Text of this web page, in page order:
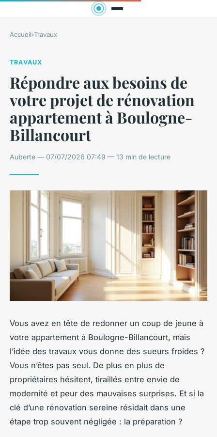
Accueil›Travaux
TRAVAUX
Répondre aux besoins de
votre projet de rénovation
appartement à Boulogne-
Billancourt
Auberte — 07/07/2026 07:49 — 13 min de lecture
Vous avez en tête de redonner un coup de jeune à
votre appartement à Boulogne-Billancourt, mais
l’idée des travaux vous donne des sueurs froides ?
Vous n’êtes pas seul. De plus en plus de
propriétaires hésitent, tiraillés entre envie de
modernité et peur des mauvaises surprises. Et si la
clé d’une rénovation sereine résidait dans une
étape trop souvent négligée : la préparation ?